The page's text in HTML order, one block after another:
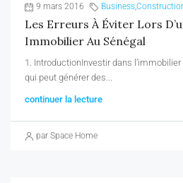
9 mars 2016 Business,
Les Erreurs À Éviter Lors
Immobilier Au Sénégal
1. IntroductionInvestir dans
qui peut générer des...
continuer la lecture
par Space Home